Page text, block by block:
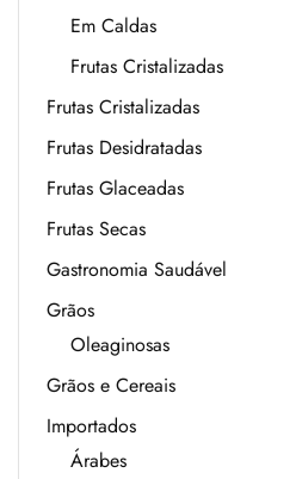
Em Caldas
Frutas Cristalizadas
Frutas Cristalizadas
Frutas Desidratadas
Frutas Glaceadas
Frutas Secas
Gastronomia Saudável
Grãos
Oleaginosas
Grãos e Cereais
Importados
Árabes